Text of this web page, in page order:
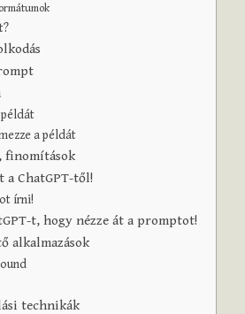
a példát
finomítások
a ChatGPT-től!
írni!
t, hogy nézze át a promptot!
alkalmazások
technikák